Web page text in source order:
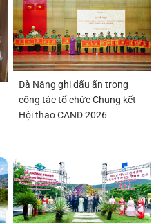
Đà Nẵng ghi dấu ấn trong
công tác tổ chức Chung kết
Hội thao CAND 2026